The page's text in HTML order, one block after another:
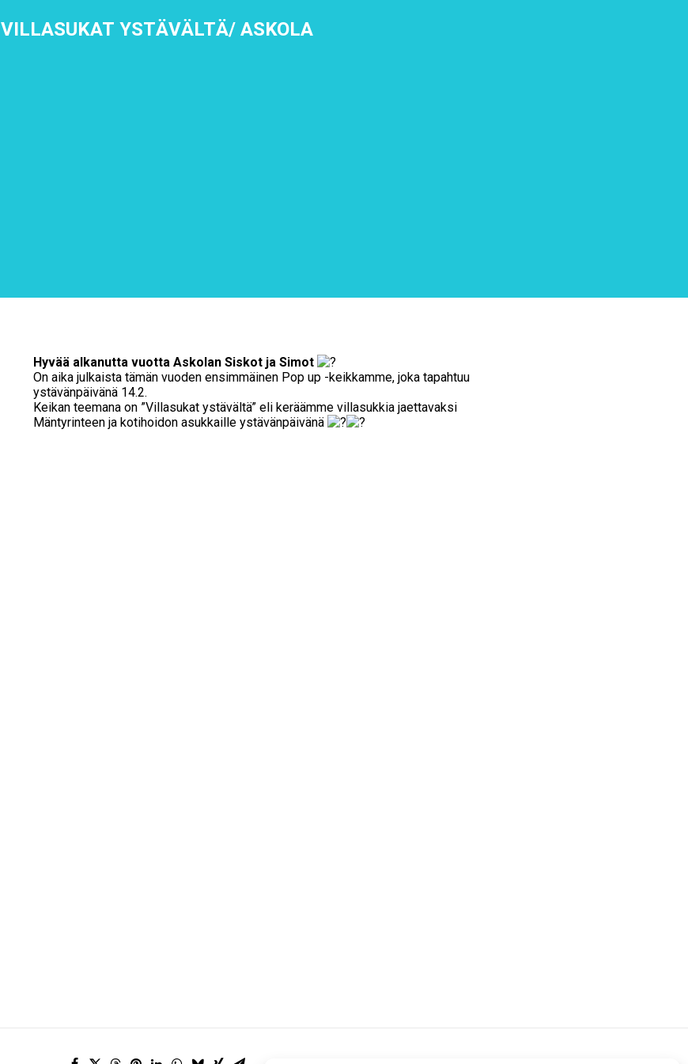
VILLASUKAT YSTÄVÄLTÄ/ ASKOLA
Hyvää alkanutta vuotta Askolan Siskot ja Simot
On aika julkaista tämän vuoden ensimmäinen Pop up -keikkamme, joka tapahtuu
ystävänpäivänä 14.2.
Keikan teemana on ”Villasukat ystävältä” eli keräämme villasukkia jaettavaksi
Mäntyrinteen ja kotihoidon asukkaille ystävänpäivänä